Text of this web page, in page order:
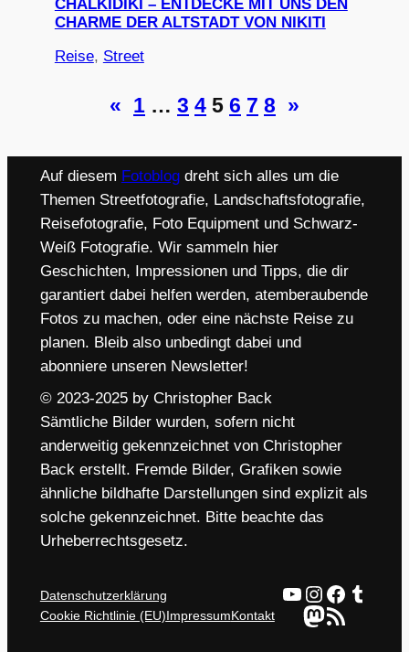
CHALKIDIKI – ENTDECKE MIT UNS DEN
CHARME DER ALTSTADT VON NIKITI
Reise, Street
« 1 … 3 4 5 6 7 8 »
Auf diesem Fotoblogdreht sich alles um die
Themen Streetfotografie, Landschaftsfotografie,
Reisefotografie, Foto Equipment und Schwarz-
Weiß Fotografie. Wir sammeln hier
Geschichten, Impressionen und Tipps, die dir
garantiert dabei helfen werden, atemberaubende
Fotos zu machen, oder eine nächste Reise zu
planen. Bleib also unbedingt dabei und
abonniere unseren Newsletter!
© 2023-2025 by Christopher Back
Sämtliche Bilder wurden, sofern nicht
anderweitig gekennzeichnet von Christopher
Back erstellt. Fremde Bilder, Grafiken sowie
ähnliche bildhafte Darstellungen sind explizit als
solche gekennzeichnet. Bitte beachte das
Urheberrechtsgesetz.
Datenschutzerklärung
Cookie Richtlinie (EU)ImpressumKontakt
YouTube
Instagram
Mastodon
RSS-Feed